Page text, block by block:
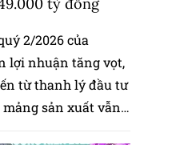
2/2026 của
lợi nhuận tăng vọt,
từ thanh lý đầu tư
sản xuất vẫn